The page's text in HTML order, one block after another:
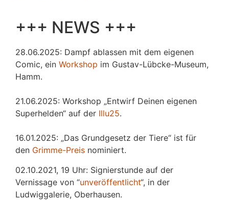
+++ NEWS +++
28.06.2025: Dampf ablassen mit dem eigenen
Comic, ein Workshop im Gustav-Lübcke-Museum,
Hamm.
21.06.2025: Workshop „Entwirf Deinen eigenen
Superhelden“ auf der Illu25.
16.01.2025: „Das Grundgesetz der Tiere“ ist für
den Grimme-Preis nominiert.
02.10.2021, 19 Uhr: Signierstunde auf der
Vernissage von “unveröffentlicht“, in der
Ludwiggalerie, Oberhausen.